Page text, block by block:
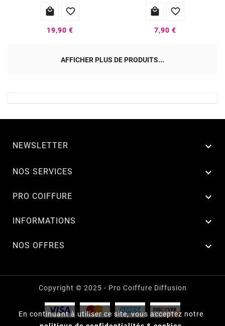
En continuant à utiliser ce site, vous acceptez notre
 
19,90 €
 
7,90 €
AFFICHER PLUS DE PRODUITS...
NEWSLETTER 
NOS SERVICES 
PRO COIFFURE 
INFORMATIONS 
NOS OFFRES 
Copyright © 2025 - Pro Coiffure Diffusion